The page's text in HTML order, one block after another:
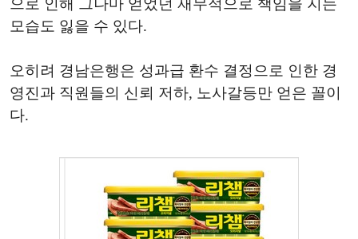
으로 인해 그나마 얻었던 재무적으로 책임을 지는
모습도 잃을 수 있다.
오히려 경남은행은 성과급 환수 결정으로 인한 경
영진과 직원들의 신뢰 저하, 노사갈등만 얻은 꼴이
다.